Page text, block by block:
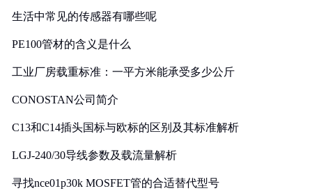
生活中常见的传感器有哪些呢
PE100管材的含义是什么
工业厂房载重标准：一平方米能承受多少公斤
CONOSTAN公司简介
C13和C14插头国标与欧标的区别及其标准解析
LGJ-240/30导线参数及载流量解析
寻找nce01p30k MOSFET管的合适替代型号